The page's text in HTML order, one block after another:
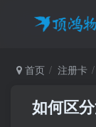
首页 注册卡
如何区